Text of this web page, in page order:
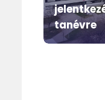
tanévre